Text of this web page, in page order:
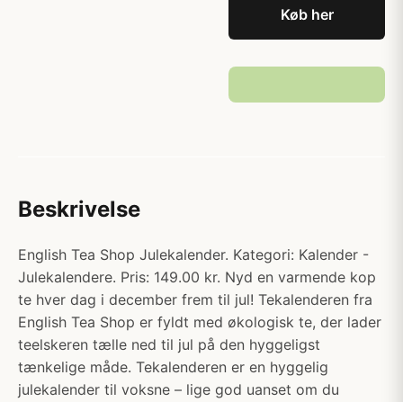
Køb her
Beskrivelse
English Tea Shop Julekalender. Kategori: Kalender -
Julekalendere. Pris: 149.00 kr. Nyd en varmende kop
te hver dag i december frem til jul! Tekalenderen fra
English Tea Shop er fyldt med økologisk te, der lader
teelskeren tælle ned til jul på den hyggeligst
tænkelige måde. Tekalenderen er en hyggelig
julekalender til voksne – lige god uanset om du